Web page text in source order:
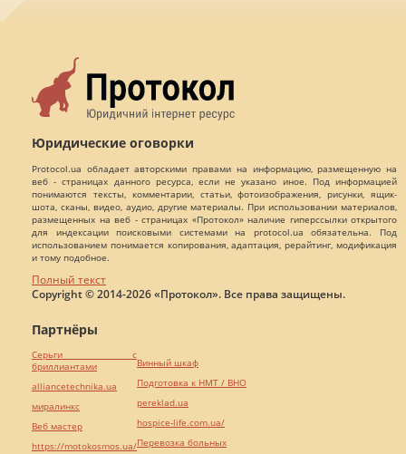
Юридические оговорки
Protocol.ua обладает авторскими правами на информацию, размещенную на
веб - страницах данного ресурса, если не указано иное. Под информацией
понимаются тексты, комментарии, статьи, фотоизображения, рисунки, ящик-
шота, сканы, видео, аудио, другие материалы. При использовании материалов,
размещенных на веб - страницах «Протокол» наличие гиперссылки открытого
для индексации поисковыми системами на protocol.ua обязательна. Под
использованием понимается копирования, адаптация, рерайтинг, модификация
и тому подобное.
Полный текст
Copyright © 2014-2026 «Протокол». Все права защищены.
Партнёры
Серьги с
бриллиантами
alliancetechnika.ua
миралинкс
Веб мастер
https://motokosmos.ua/
Винный шкаф
Подготовка к НМТ / ВНО
pereklad.ua
hospice-life.com.ua/
Перевозка больных